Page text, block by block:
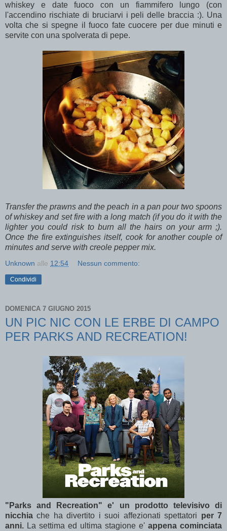
whiskey e date fuoco con un fiammifero lungo (con
l'accendino rischiate di bruciarvi i peli delle braccia :). Una
volta che si spegne il fuoco fate cuocere per due minuti e
servite con una spolverata di pepe.
Transfer the prawns and the peach in a pan pour two spoons
of whiskey and set fire with a long match (if you do it with the
lighter you could risk to burn all the hairs on your arm ;).
Once the fire extinguishes itself, cook for another couple of
minutes and serve with creole pepper mix.
Unknown alle 12:54 Nessun commento:
Condividi
DOMENICA 7 GIUGNO 2015
UN PIC NIC CON LE ERBE DI CAMPO
PER PARKS AND RECREATION!
"Parks and Recreation" e' un prodotto televisivo di
nicchia che ha divertito i suoi affezionati spettatori per 7
anni. La settima ed ultima stagione e' appena cominciata